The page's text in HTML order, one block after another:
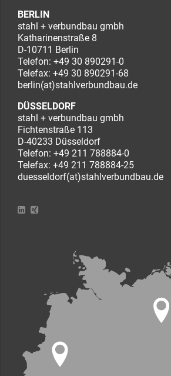
BERLIN
stahl + verbundbau gmbh
Katharinenstraße 8
D-10711 Berlin
Telefon: +49 30 890291-0
Telefax: +49 30 890291-68
berlin(at)stahlverbundbau.de
DÜSSELDORF
stahl + verbundbau gmbh
Fichtenstraße 113
D-40233 Düsseldorf
Telefon: +49 211 788884-0
Telefax: +49 211 788884-25
duesseldorf(at)stahlverbundbau.de